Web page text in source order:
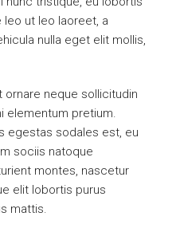
ut leo laoreet, a
nulla eget elit mollis,
ornare neque sollicitudin
elementum pretium.
egestas sodales est, eu
sociis natoque
montes, nascetur
elit lobortis purus
mattis.